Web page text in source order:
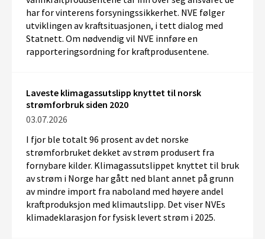
har for vinterens forsyningssikkerhet. NVE følger
utviklingen av kraftsituasjonen, i tett dialog med
Statnett. Om nødvendig vil NVE innføre en
rapporteringsordning for kraftprodusentene.
Laveste klimagassutslipp knyttet til norsk
strømforbruk siden 2020
03.07.2026
I fjor ble totalt 96 prosent av det norske
strømforbruket dekket av strøm produsert fra
fornybare kilder. Klimagassutslippet knyttet til bruk
av strøm i Norge har gått ned blant annet på grunn
av mindre import fra naboland med høyere andel
kraftproduksjon med klimautslipp. Det viser NVEs
klimadeklarasjon for fysisk levert strøm i 2025.